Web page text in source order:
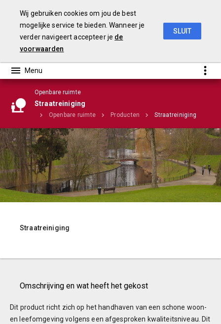
Infographic
Openbare ruimte
Straatreiniging
Openbare ruimte Producten Straatreiniging
Straatreiniging
Omschrijving en wat heeft het gekost
Dit product richt zich op het handhaven van een schone woon-
en leefomgeving volgens een afgesproken kwaliteitsniveau. Dit
Wij gebruiken cookies om jou de best
mogelijke service te bieden. Wanneer je
verder navigeert accepteer je de
voorwaarden
SLUIT